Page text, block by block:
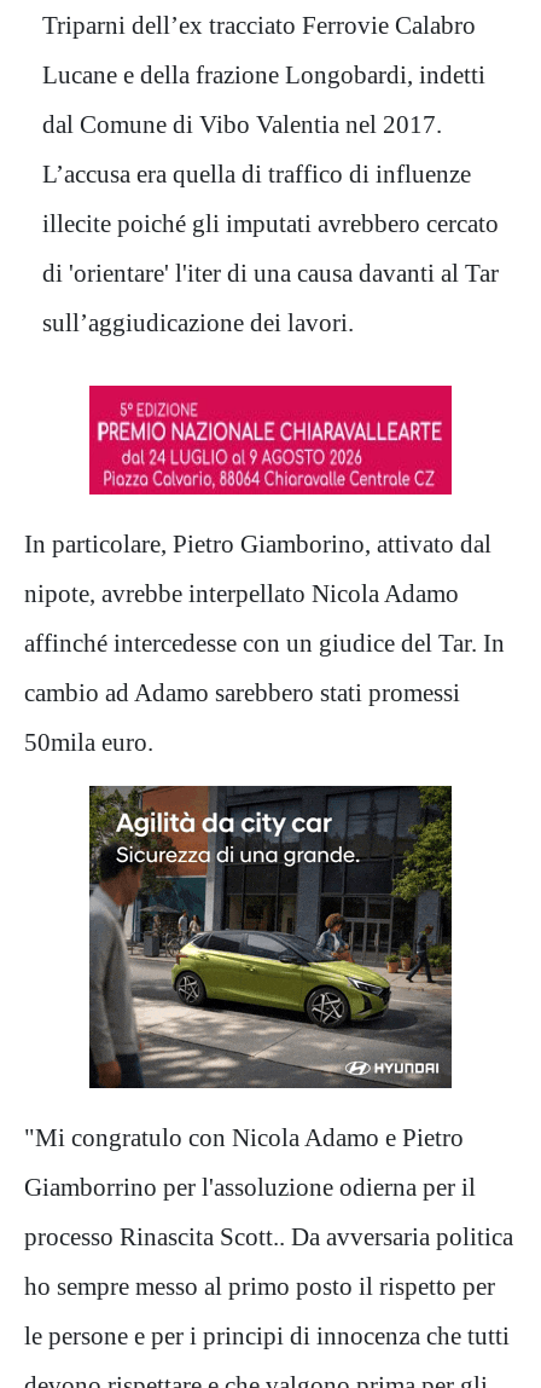
Triparni dell’ex tracciato Ferrovie Calabro
Lucane e della frazione Longobardi, indetti
dal Comune di Vibo Valentia nel 2017.
L’accusa era quella di traffico di influenze
illecite poiché gli imputati avrebbero cercato
di 'orientare' l'iter di una causa davanti al Tar
sull’aggiudicazione dei lavori.
In particolare, Pietro Giamborino, attivato dal
nipote, avrebbe interpellato Nicola Adamo
affinché intercedesse con un giudice del Tar. In
cambio ad Adamo sarebbero stati promessi
50mila euro.
"Mi congratulo con Nicola Adamo e Pietro
Giamborrino per l'assoluzione odierna per il
processo Rinascita Scott.. Da avversaria politica
ho sempre messo al primo posto il rispetto per
le persone e per i principi di innocenza che tutti